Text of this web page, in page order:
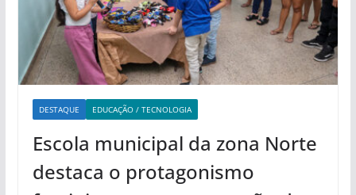
DESTAQUE EDUCAÇÃO / TECNOLOGIA
Escola municipal da zona Norte
destaca o protagonismo